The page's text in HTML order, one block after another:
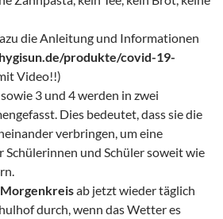
die Anleitung und Informationen
produkte/covid-19-
Video!!)
3 und 4 werden in zwei
Dies bedeutet, dass sie die
verbringen, um eine
Schülerinnen und Schüler soweit wie
Morgenkreisab jetzt wieder täglich
durch, wenn das Wetter es